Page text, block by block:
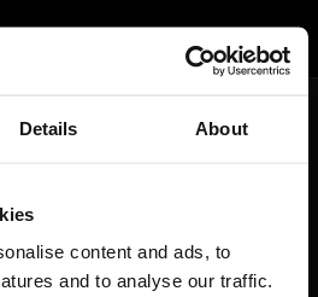
Details About
content and ads, to
and to analyse our traffic.
direkt. Wir freuen uns
Ihre Anfrage.